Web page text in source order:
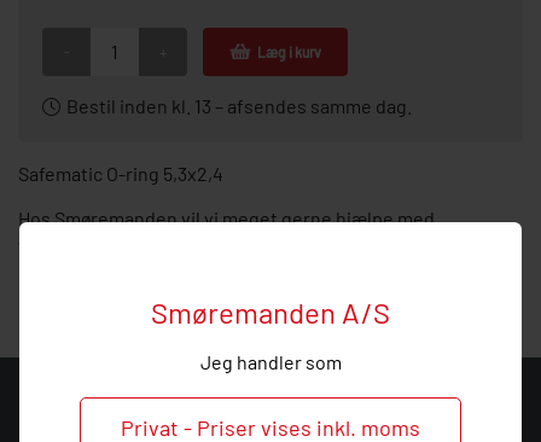
Smøremanden A/S
Jeg handler som
Privat - Priser vises inkl. moms
Læg i kurv
Bestil inden kl. 13 – afsendes samme dag.
Safematic O-ring 5,3x2,4
Hos Smøremanden vil vi meget gerne hjælpe med
KONTAKT